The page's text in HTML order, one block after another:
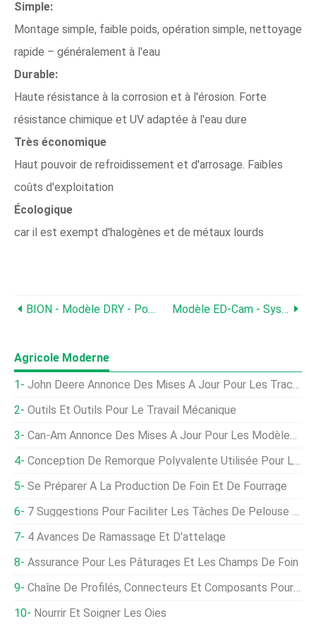
Simple:
Montage simple, faible poids, opération simple, nettoyage
rapide – généralement à l'eau
Durable:
Haute résistance à la corrosion et à l'érosion. Forte
résistance chimique et UV adaptée à l'eau dure
Très économique
Haut pouvoir de refroidissement et d'arrosage. Faibles
coûts d'exploitation
Écologique
car il est exempt d'halogènes et de métaux lourds
BION - Modèle DRY - Post-Harvest Media Modèle ED-Cam - Système De Caméra D'endoscopie Portable
Agricole Moderne
John Deere Annonce Des Mises À Jour Pour Les Tracteurs 2021 7R Et 8R
Outils Et Outils Pour Le Travail Mécanique
Can-Am Annonce Des Mises À Jour Pour Les Modèles Outlander Et Defender 2019
Conception De Remorque Polyvalente Utilisée Pour Le Bétail, Les Porcs, Et Mouton
Se Préparer À La Production De Foin Et De Fourrage
7 Suggestions Pour Faciliter Les Tâches De Pelouse Et De Jardin
4 Avances De Ramassage Et D'attelage
Assurance Pour Les Pâturages Et Les Champs De Foin
Chaîne De Profilés, Connecteurs Et Composants Pour L'industrie Aquacole
Nourrir Et Soigner Les Oies